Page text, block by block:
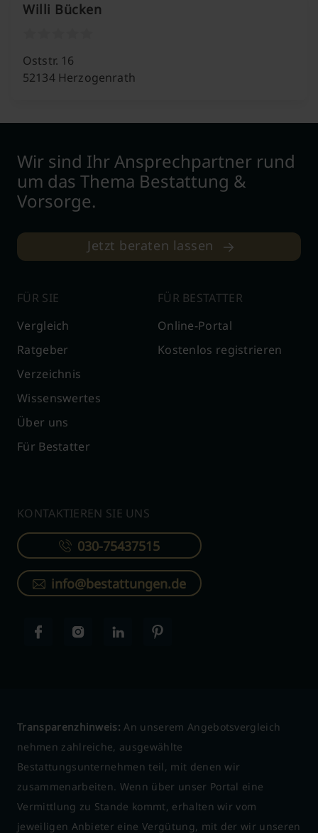
Willi Bücken
Oststr. 16
52134 Herzogenrath
Wir sind Ihr Ansprechpartner rund
um das Thema Bestattung &
Vorsorge.
Jetzt beraten lassen
FÜR SIE
Vergleich
Ratgeber
Verzeichnis
Wissenswertes
Über uns
Für Bestatter
FÜR BESTATTER
Online-Portal
Kostenlos registrieren
KONTAKTIEREN SIE UNS
030-75437515
info@bestattungen.de
Transparenzhinweis: An unserem Angebotsvergleich
nehmen zahlreiche, ausgewählte
Bestattungsunternehmen teil, mit denen wir
zusammenarbeiten. Wenn über unser Portal eine
Vermittlung zu Stande kommt, erhalten wir vom
jeweiligen Anbieter eine Vergütung, mit der wir unseren